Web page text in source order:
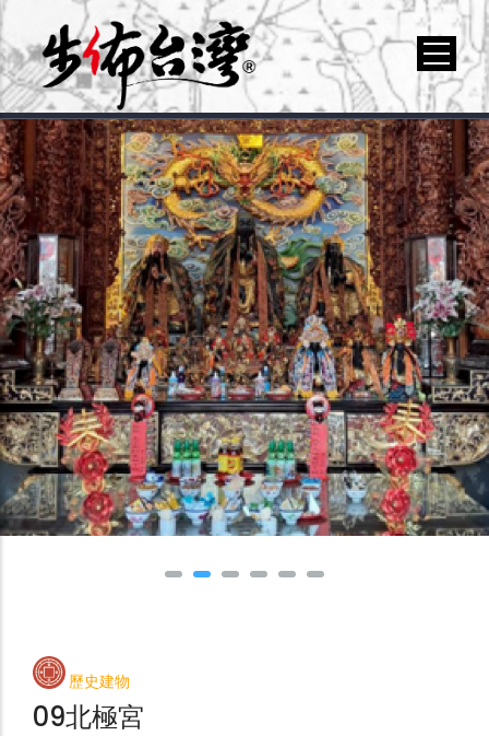
歷史建物
09北極宮